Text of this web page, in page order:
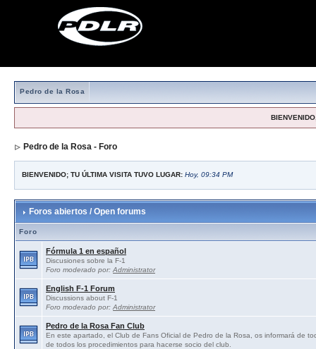
Pedro de la Rosa
Pedro de la Rosa - Foro
BIENVENIDO; TU ÚLTIMA VISITA TUVO LUGAR: Hoy, 09:34 PM
Foros abiertos / Open forums
Foro
Fórmula 1 en español
Discusiones sobre la F-1
Foro moderado por: Administrator
English F-1 Forum
Discussions about F-1
Foro moderado por: Administrator
Pedro de la Rosa Fan Club
En este apartado, el Club de Fans Oficial de Pedro de la Rosa, os informará de
de todos los procedimientos para hacerse socio del club.